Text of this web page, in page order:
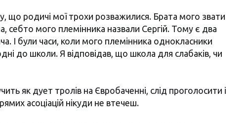
що родичі мої трохи розважилися. Брата мого звати
себто мого племінника назвали Сергій. Тому є два
І були часи, коли мого племінника однокласники
до школи. Я відповідав, що школа для слабаків, чи
як дует тролів на Євробаченні, слід проголосити і
асоціацій нікуди не втечеш.